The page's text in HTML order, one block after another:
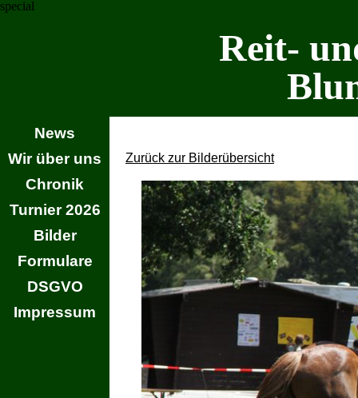
special
Reit-
News
Wir über uns
Chronik
Turnier 2026
Bilder
Formulare
DSGVO
Impressum
Zurück zur Bilderübersicht